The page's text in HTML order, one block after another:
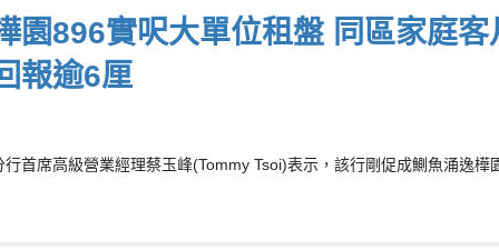
園896實呎大單位租盤 同區家庭
報逾6厘
首席高級營業經理蔡玉峰(Tommy Tsoi)表示，該行剛促成鰂魚涌逸